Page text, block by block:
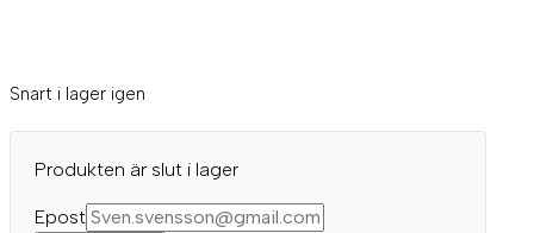
Snart i lager igen
Produkten är slut i lager
Epost